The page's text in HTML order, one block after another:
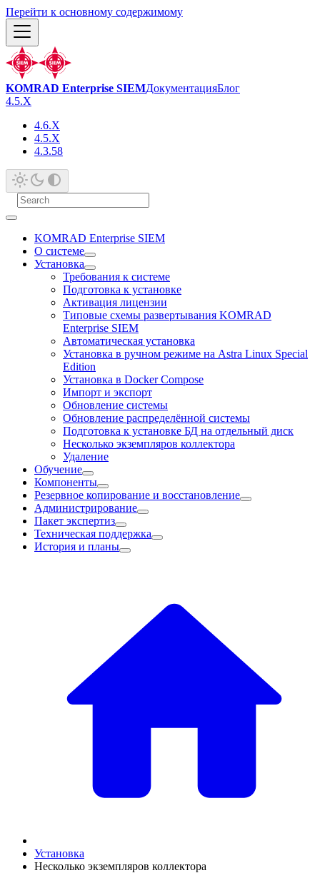
Перейти к основному содержимому
KOMRAD Enterprise SIEMДокументацияБлог
4.5.X
4.6.X
4.5.X
4.3.58
KOMRAD Enterprise SIEM
О системе
Установка
Требования к системе
Подготовка к установке
Активация лицензии
Типовые схемы развертывания KOMRAD
Enterprise SIEM
Автоматическая установка
Установка в ручном режиме на Astra Linux Special
Edition
Установка в Docker Compose
Импорт и экспорт
Обновление системы
Обновление распределённой системы
Подготовка к установке БД на отдельный диск
Несколько экземпляров коллектора
Удаление
Обучение
Компоненты
Резервное копирование и восстановление
Администрирование
Пакет экспертиз
Техническая поддержка
История и планы
Установка
Несколько экземпляров коллектора